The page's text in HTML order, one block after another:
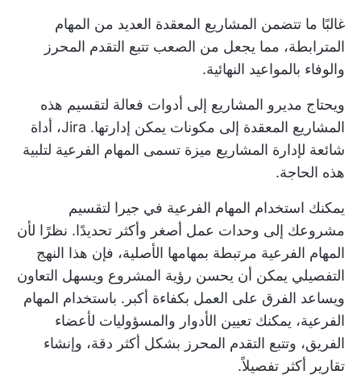
غالبًا ما تتضمن المشاريع المعقدة العديد من المهام
المترابطة، مما يجعل من الصعب تتبع التقدم المحرز
والوفاء بالمواعيد النهائية.
ويحتاج مديرو المشاريع إلى أدوات فعالة لتقسيم هذه
المشاريع المعقدة إلى مكونات يمكن إدارتها.
Jira، أداة
شائعة لإدارة المشاريع ميزة تسمى المهام الفرعية لتلبية
هذه الحاجة.
يمكنك استخدام المهام الفرعية في جيرا لتقسيم
مشروعك إلى وحدات عمل أصغر وأكثر تحديدًا. نظرًا لأن
المهام الفرعية مرتبطة بمهامها الأصلية، فإن هذا النهج
التفصيلي يمكن أن يحسن رؤية المشروع ويسهل التعاون
ويساعد الفرق على العمل بكفاءة أكبر. باستخدام المهام
الفرعية، يمكنك تعيين الأدوار والمسؤوليات لأعضاء
الفريق، وتتبع التقدم المحرز بشكل أكثر دقة، وإنشاء
تقارير أكثر تفصيلاً.